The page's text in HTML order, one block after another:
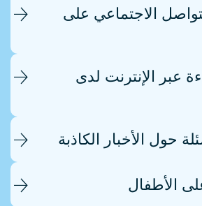
الاجتماعي على
عبر الإنترنت لدى
حول الأخبار الكاذبة
الأطفال